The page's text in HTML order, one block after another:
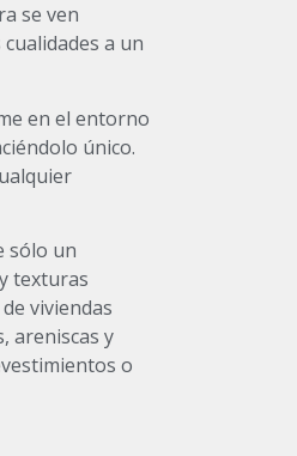
se ven
a un
en el entorno
único.
sólo un
texturas
viviendas
areniscas y
o